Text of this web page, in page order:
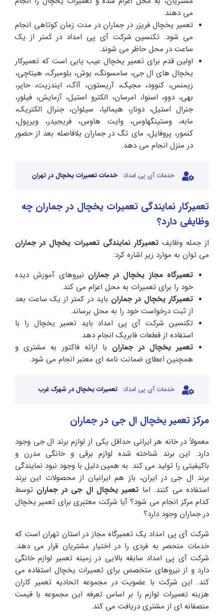
می دهند.
تعمیر یخچال فریزر در جماران در مدت زمان کوتاهی انجام
می شود. تکنسین شرکت آی پی امداد در کمتر از یک
ساعت در محل حاظر می شوند.
اولین قدم برای تعمیر یخچال عیب یابی است که تعمیرکار
یخچال های ال جی، سامسونگ، بوش، بلومبرگ، هیتاچی،
زیمنس، کنوود، مجیک، آریستون، آاگ، ایندزیت، حایر،
بهی، دوو، اسنوا، امرسان، الکترو استیل، آزمایش، فیلور،
جنرال استیل، دونار، هیمالیا، سیلوان، جنرال الکتریک،
مابه، وستینگهاوس، وایت هاوس، فریجیدر، ویرپول،
کنمور، پروفایل، مای تگ در جماران بلافاصله بعد از حضور
در منزل انجام می دهد.
خدمات آی پی امداد: خدمات تعمیرات یخچال در تهران
تعمیرکار نمایندگی تعمیرات یخچال در جماران چه
وظایفی دارد؟
از جمله وظایف تعمیرکار نمایندگی تعمیرات یخچال در جماران
می توان به موارد زیر اشاره کرد:
تعمیرگاه مجاز یخچال در جماران نیروهای آموزش دیده
خود را برای تعمیرات به محل اعزام می کند.
تعمیرکار یخچال در جماران باید در کمتر از یک ساعت بعد
از ثبت درخواست خود را به محل برساند.
تکنسین شرکت آی پی امداد باید تعمیر یخچال را با
استفاده از قطعات فابریک انجام دهد.
تعمیر یخچال در جماران با ارائه فاکتور به مشتری و
همچنین اعطای ضمانت نامه ای معتبر انجام می شود.
خدمات آی پی امداد: تعمیرات یخچال در شهرک غرب
مرکز تعمیر یخچال ال جی در جماران
معمولاً در خانه هر ایرانی حداقل یکی از لوازم برند ال جی وجود
دارد. این برند شناخته شده لوازم برقی و خانگی مدرن و
باکیفیتی را تولید می کند. به همین دلیل با وجود نبود نمایندگی
برند ال جی در ایران، باز هم ایرانیان از محصولات این برند
استفاده می کنند. اما تعمیر یخچال ال جی در جماران توسط
کدام مرکز انجام می شود؟ آیا شرکت معتبری برای تعمیر یخچال
در جماران وجود دارد؟
شرکت آی پی امداد یک تعمیرگاه مجاز در استان تهران است که
خدمات منحصر به فردی را در اختیار مشتریان قرار می دهد.
شرکت آی پی امداد سابقه بالایی در زمینه تعمیر لوازم خانگی
دارد و از نیروهای متخصص برای تعمیرات یخچال استفاده می
کند. این شرکت با عضویت در مجموعه اتحادیه تعمیر کاران
هزینه تعمیرات لوازم را بر اساس تعرفه این مجموعه با قیمت
منصفانه ای از مشتری دریافت می کند.